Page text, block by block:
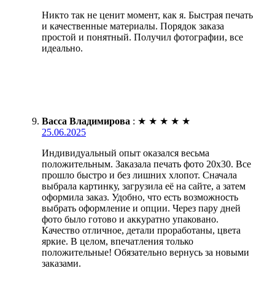
Никто так не ценит момент, как я. Быстрая печать
и качественные материалы. Порядок заказа
простой и понятный. Получил фотографии, все
идеально.
Васса Владимирова : ★ ★ ★ ★ ★
25.06.2025
Индивидуальный опыт оказался весьма
положительным. Заказала печать фото 20х30. Все
прошло быстро и без лишних хлопот. Сначала
выбрала картинку, загрузила её на сайте, а затем
оформила заказ. Удобно, что есть возможность
выбрать оформление и опции. Через пару дней
фото было готово и аккуратно упаковано.
Качество отличное, детали проработаны, цвета
яркие. В целом, впечатления только
положительные! Обязательно вернусь за новыми
заказами.